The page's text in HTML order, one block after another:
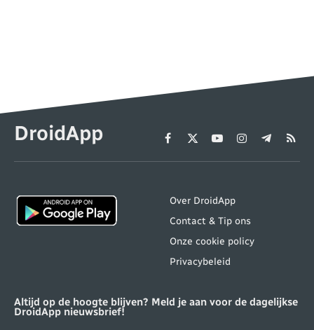
DroidApp Facebook
X
(Twitter)
YouTubeInstagram
Telegram
RSS
Over DroidApp
Contact & Tip ons
Onze cookie policy
Privacybeleid
Altijd op de hoogte blijven? Meld je aan voor de dagelijkse
DroidApp nieuwsbrief!